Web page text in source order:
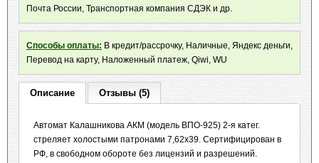
Почта России, Транспортная компания СДЭК и др.
Способы оплаты: В кредит/рассрочку, Наличные, Яндекс деньги,
Перевод на карту, Наложенный платеж, Qiwi, WU
Описание Отзывы (5)
Автомат Калашникова АКМ (модель ВПО-925) 2-я катег.
стреляет холостыми патронами 7,62x39. Сертифицирован в
РФ, в свободном обороте без лицензий и разрешений.